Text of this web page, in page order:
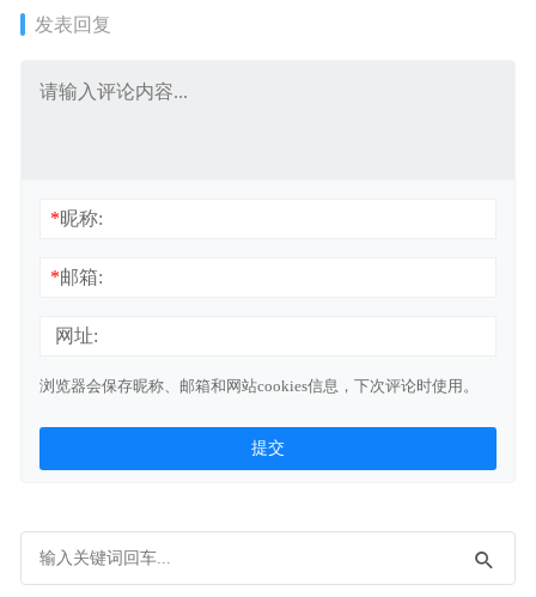
发表回复
*昵称:
*邮箱:
网址:
浏览器会保存昵称、邮箱和网站cookies信息，下次评论时使用。